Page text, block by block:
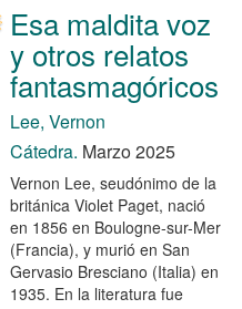
Esa maldita voz
y otros relatos
fantasmagóricos
Lee, Vernon
Cátedra. Marzo 2025
Vernon Lee, seudónimo de la
británica Violet Paget, nació
en 1856 en Boulogne-sur-Mer
(Francia), y murió en San
Gervasio Bresciano (Italia) en
1935. En la literatura fue